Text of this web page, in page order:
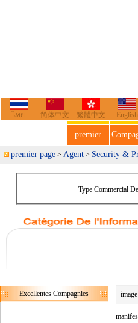
ไทย 简体中文 繁體中文 English
premier
premier page > Agent > Security &
Type Commercial
Excellentes Compagnies